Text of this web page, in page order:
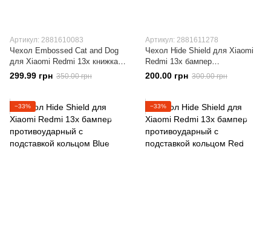
Артикул: 2881610083
Чехол Embossed Cat and Dog
для Xiaomi Redmi 13x книжка
кожа PU с визитницей розовое
299.99 грн 350.00 грн
Артикул: 2881611278
Чехол Hide Shield для Xiaomi
Redmi 13x бампер
противоударный с подставкой
кольцом Black
200.00 грн 300.00 грн
−33% −33%